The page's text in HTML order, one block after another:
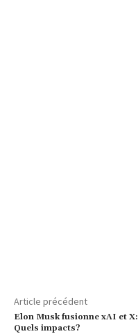
Article précédent
Elon Musk fusionne xAI et X:
Quels impacts?